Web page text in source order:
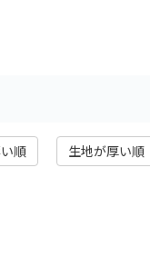
順 生地が厚い順